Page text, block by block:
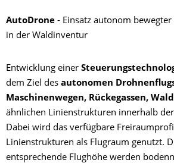
AutoDrone - Einsatz autonom
in der Waldinventur
Entwicklung einer
dem Ziel des autonomen
Maschinenwegen, Rückegassen,
ähnlichen Linienstrukturen innerhalb
Dabei wird das verfügbare
Linienstrukturen als Flugraum genutzt.
entsprechende Flughöhe werden